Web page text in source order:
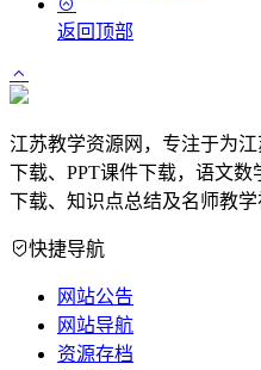
返回顶部
江苏教学资源网，专注于为
下载、PPT课件下载，语文
下载、知识点总结及名师教学
快捷导航
网站公告
网站导航
资源存档